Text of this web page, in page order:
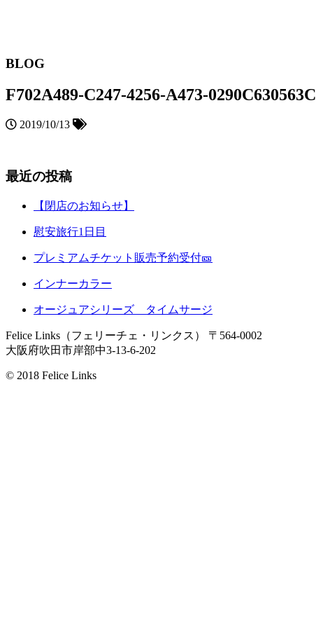
BLOG
F702A489-C247-4256-A473-0290C630563C
2019/10/13
最近の投稿
【閉店のお知らせ】
慰安旅行1日目
プレミアムチケット販売予約受付🎫
インナーカラー
オージュアシリーズ タイムサージ
Felice Links（フェリーチェ・リンクス）
〒564-0002
大阪府吹田市岸部中3-13-6-202
© 2018 Felice Links